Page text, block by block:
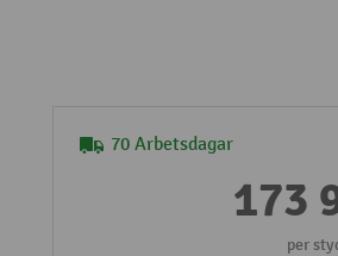
70 Arbetsdagar
173
per